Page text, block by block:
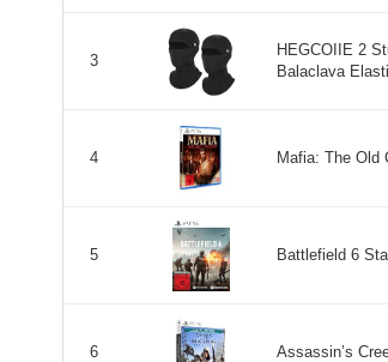
3
HEGCOIIE 2
Balaclava
4 Mafia: The Old
5 Battlefield 6
6 Assassin’s